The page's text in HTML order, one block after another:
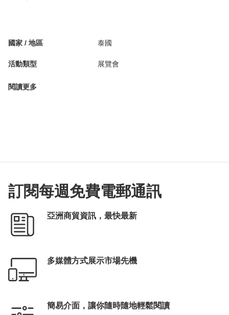
國家 / 地區 泰國
活動類型 展覽會
閱讀更多
訂閱每週免費電郵通訊
亞洲商貿資訊，最快最新
多媒體方式展示市場先機
簡易介面，讓你隨時隨地輕鬆閱讀